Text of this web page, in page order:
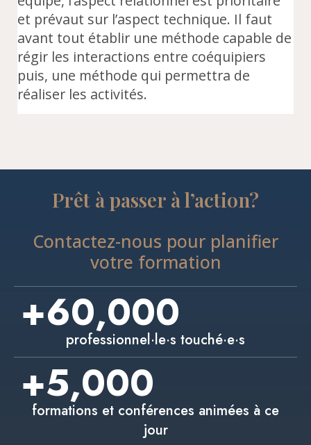
et prévaut sur l’aspect technique. Il faut
avant tout établir une méthode capable de
régir les interactions entre coéquipiers
puis, une méthode qui permettra de
réaliser les activités.
Prêt à passer à l’action?
Contactez-nous pour planifier
votre formation
+60,000
professionnel·le·s touché·e·s
+5,000
formations et conférences animées à ce
jour